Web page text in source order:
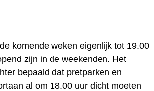
komende weken eigenlijk tot 19.00
zijn in de weekenden. Het
bepaald dat pretparken en
al om 18.00 uur dicht moeten